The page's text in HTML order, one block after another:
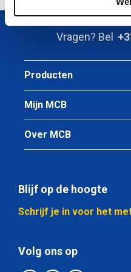
Vragen? Bel
Producten
Mijn MCB
Over MCB
Blijf op de hoogte
Schrijf je in voor het
Volg ons op